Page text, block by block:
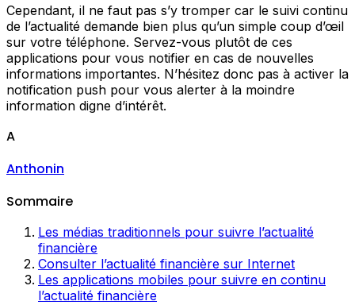
Cependant, il ne faut pas s’y tromper car le suivi continu
de l’actualité demande bien plus qu’un simple coup d’œil
sur votre téléphone. Servez-vous plutôt de ces
applications pour vous notifier en cas de nouvelles
informations importantes. N’hésitez donc pas à activer la
notification push pour vous alerter à la moindre
information digne d’intérêt.
A
Anthonin
Sommaire
Les médias traditionnels pour suivre l’actualité
financière
Consulter l’actualité financière sur Internet
Les applications mobiles pour suivre en continu
l’actualité financière